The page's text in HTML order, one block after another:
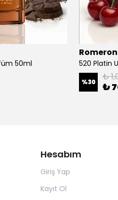
50ml
Romeron
520 Platin
%30 ₺
₺
Hesabım
Giriş Yap
Kayıt Ol